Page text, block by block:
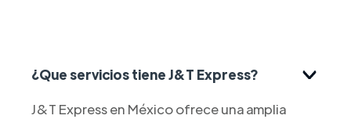
¿Que servicios tiene J&T Express?
J&T Express en México ofrece una amplia